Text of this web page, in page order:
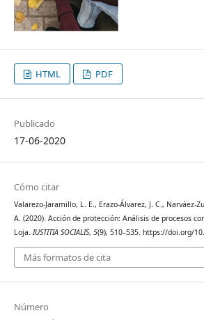
HTML PDF
Publicado
17-06-2020
Cómo citar
Valarezo-Jaramillo, L. E., Erazo-Álvarez, J. C., Narváez-
A. (2020). Acción de protección: Análisis de procesos
Loja. IUSTITIA SOCIALIS, 5(9), 510–535. https://doi.org/
Más formatos de cita
Número